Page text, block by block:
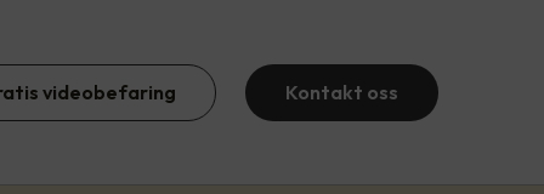
videobefaring Kontakt oss